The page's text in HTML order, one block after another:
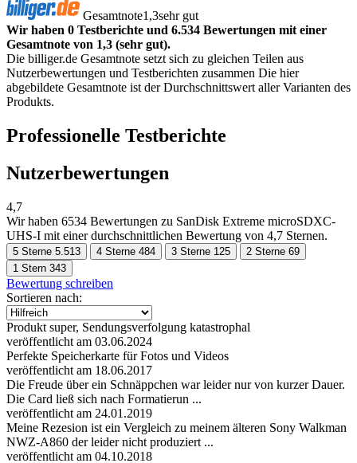
Gesamtnote1,3sehr gut
Wir haben 0 Testberichte und 6.534 Bewertungen mit einer
Gesamtnote von 1,3 (sehr gut).
Die billiger.de Gesamtnote setzt sich zu gleichen Teilen aus
Nutzerbewertungen und Testberichten zusammen Die hier
abgebildete Gesamtnote ist der Durchschnittswert aller Varianten des
Produkts.
Professionelle Testberichte
Nutzerbewertungen
4,7
Wir haben 6534 Bewertungen zu SanDisk Extreme microSDXC-
UHS-I mit einer durchschnittlichen Bewertung von 4,7 Sternen.
5 Sterne 5.513 4 Sterne 484 3 Sterne 125 2 Sterne 69
1 Stern 343
Bewertung schreiben
Sortieren nach:
Produkt super, Sendungsverfolgung katastrophal
veröffentlicht am 03.06.2024
Perfekte Speicherkarte für Fotos und Videos
veröffentlicht am 18.06.2017
Die Freude über ein Schnäppchen war leider nur von kurzer Dauer.
Die Card ließ sich nach Formatierun ...
veröffentlicht am 24.01.2019
Meine Rezesion ist ein Vergleich zu meinem älteren Sony Walkman
NWZ-A860 der leider nicht produziert ...
veröffentlicht am 04.10.2018